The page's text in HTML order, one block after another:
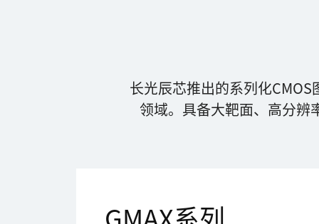
长光辰芯推出的系列化
领域。具备大靶面、高分辨
GMAX系列